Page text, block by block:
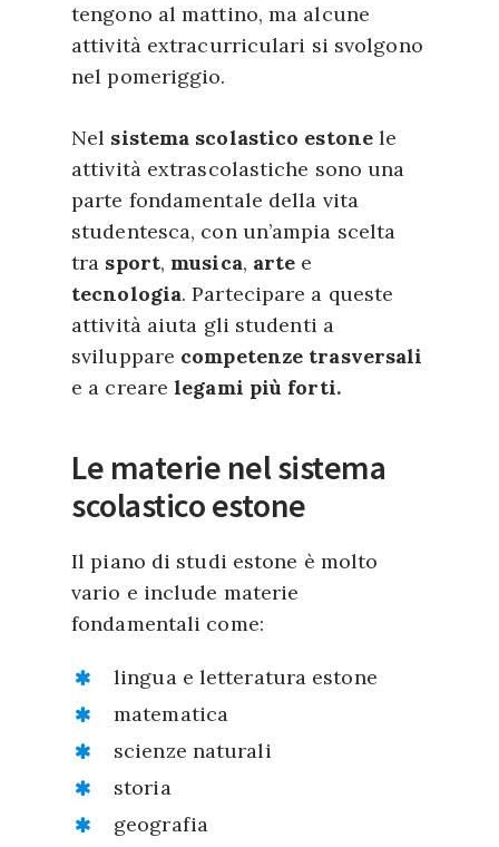
tengono al mattino, ma alcune
attività extracurriculari si svolgono
nel pomeriggio.
Nel sistema scolastico estonele
attività extrascolastiche sono una
parte fondamentale della vita
studentesca, con un’ampia scelta
tra sport, musica, arte e
tecnologia. Partecipare a queste
attività aiuta gli studenti a
sviluppare competenze trasversali
e a crearelegami più forti.
Le materie nel sistema
scolastico estone
Il piano di studi estone è molto
vario e include materie
fondamentali come:
lingua e letteratura estone
matematica
scienze naturali
storia
geografia